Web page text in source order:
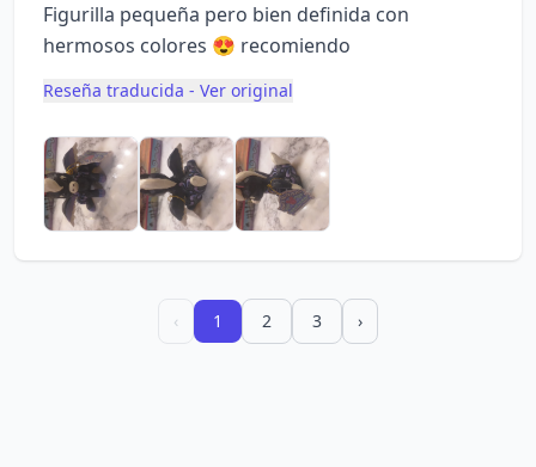
Figurilla pequeña pero bien definida con
hermosos colores 😍 recomiendo
Reseña traducida - Ver original
‹ 1 2 3 ›